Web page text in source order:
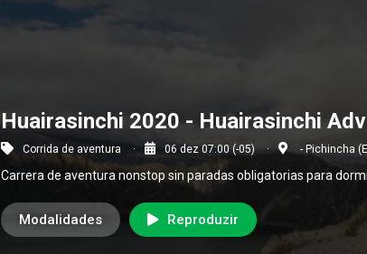
Huairasinchi 2020 - Huairasinchi
Corrida de aventura 06 dez 07:00 (-05) - Pichincha
Carrera de aventura nonstop sin paradas obligatorias para
Modalidades Reproduzir